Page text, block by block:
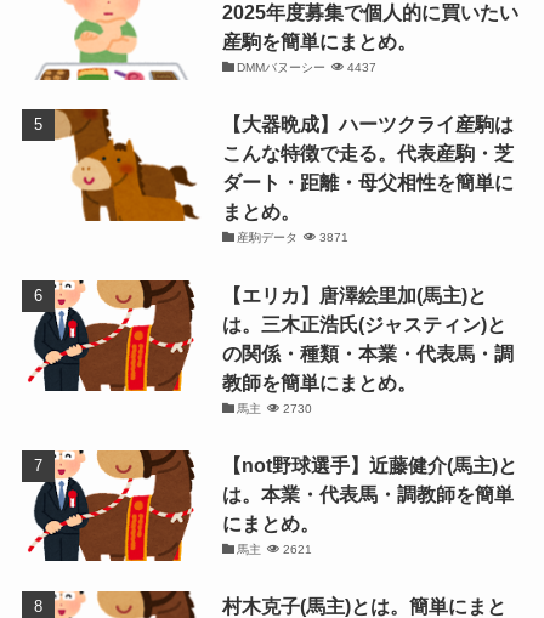
2025年度募集で個人的に買いたい
産駒を簡単にまとめ。
DMMバヌーシー 4437
【大器晩成】ハーツクライ産駒は
こんな特徴で走る。代表産駒・芝
ダート・距離・母父相性を簡単に
まとめ。
産駒データ 3871
【エリカ】唐澤絵里加(馬主)と
は。三木正浩氏(ジャスティン)と
の関係・種類・本業・代表馬・調
教師を簡単にまとめ。
馬主 2730
【not野球選手】近藤健介(馬主)と
は。本業・代表馬・調教師を簡単
にまとめ。
馬主 2621
村木克子(馬主)とは。簡単にまと